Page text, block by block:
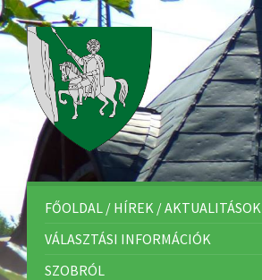
FŐOLDAL / HÍREK / AKTUALITÁSOK
VÁLASZTÁSI INFORMÁCIÓK
SZOBRÓL